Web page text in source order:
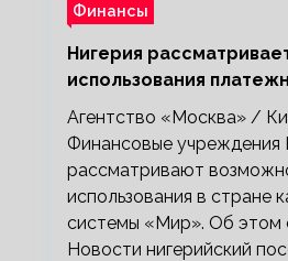
Финансы
Нигерия
использования
«Мир»
Агентство «Москва» /
Финансовые учреждения
рассматривают
использования в стране
системы «Мир». Об
Новости нигерийский